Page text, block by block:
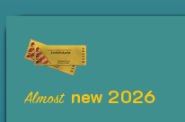
Almost new 2026